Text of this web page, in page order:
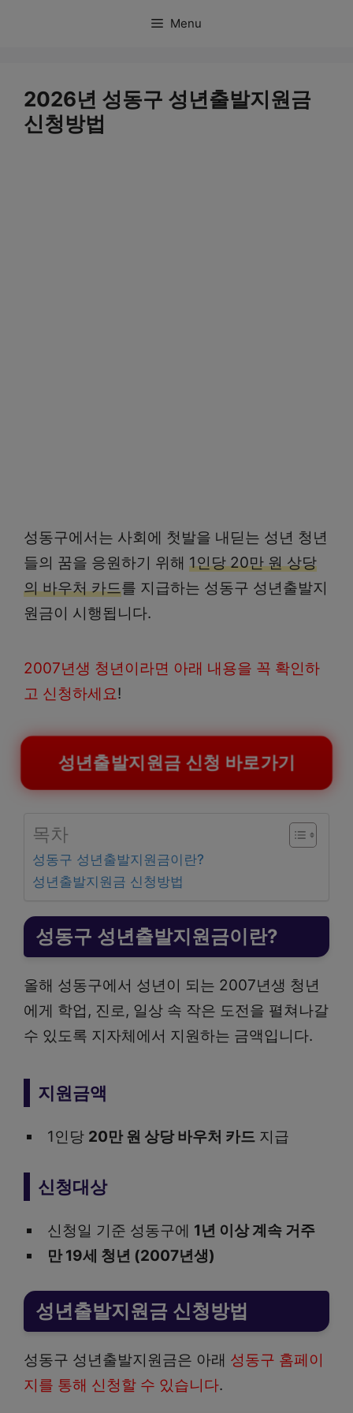
Menu
2026년 성동구 성년출발지원금
신청방법
성동구에서는 사회에 첫발을 내딛는 성년 청년
들의 꿈을 응원하기 위해 1인당 20만 원 상당
의 바우처 카드를 지급하는 성동구 성년출발지
원금이 시행됩니다.
2007년생 청년이라면 아래 내용을 꼭 확인하
고 신청하세요!
성년출발지원금 신청 바로가기
목차
성동구 성년출발지원금이란?
성년출발지원금 신청방법
성동구 성년출발지원금이란?
올해 성동구에서 성년이 되는 2007년생 청년
에게 학업, 진로, 일상 속 작은 도전을 펼쳐나갈
수 있도록 지자체에서 지원하는 금액입니다.
지원금액
1인당 20만 원 상당 바우처 카드지급
신청대상
신청일 기준 성동구에 1년 이상 계속 거주
만 19세 청년 (2007년생)
성년출발지원금 신청방법
성동구 성년출발지원금은 아래 성동구 홈페이
지를 통해 신청할 수 있습니다.